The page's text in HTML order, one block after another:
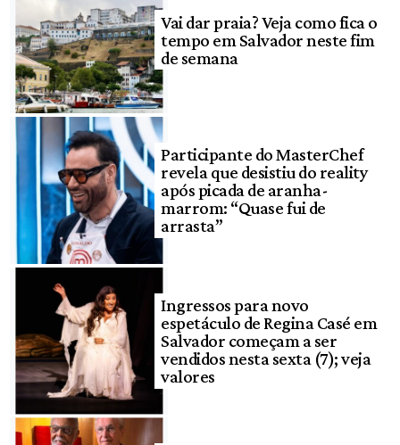
Vai dar praia? Veja como fica o
tempo em Salvador neste fim
de semana
Participante do MasterChef
revela que desistiu do reality
após picada de aranha-
marrom: “Quase fui de
arrasta”
Ingressos para novo
espetáculo de Regina Casé em
Salvador começam a ser
vendidos nesta sexta (7); veja
valores